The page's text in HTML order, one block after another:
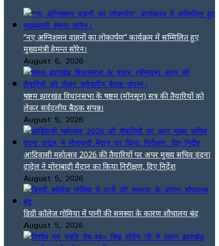
“नए अग्निशमन वाहनों का लोकार्पण” कार्यक्रम में सम्मिलित हुए
मुख्यमंत्री हेमन्त सोरेन।
August 6, 2026
षष्ठम झारखंड विधानसभा के षष्ठम (मॉनसून) सत्र की तैयारियों को
लेकर सर्वदलीय बैठक संपन्न।
August 5, 2026
आदिवासी महोत्सव 2026 की तैयारियों पर अपर मुख्य सचिव वंदना
दादेल ने मोराबादी मैदान का किया निरीक्षण, दिए निर्देश
August 5, 2026
डिग्री कॉलेज गोमिया में पानी की समस्या के कारण शौचालय बंद
August 5, 2026